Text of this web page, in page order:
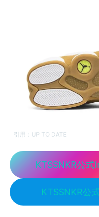
引用： UP TO DATE
KTSSNKR公
KTSSNKR公